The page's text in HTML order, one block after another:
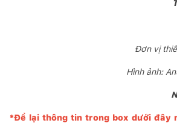
Đơn vị
Hình ảnh:
*Để lại thông tin trong box dưới đây